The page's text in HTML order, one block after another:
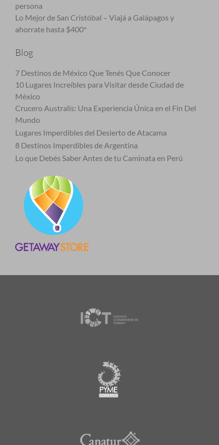
persona
Lo Mejor de San Cristóbal – Viajá a Galápagos y
ahorrate hasta $400*
Blog
7 Destinos de México Que Tenés Que Conocer
10 Lugares Increíbles para Visitar desde Ciudad de
México
Crucero Australis: Una Experiencia Única en el Fin Del
Mundo
Lugares Imperdibles del Desierto de Atacama
8 Destinos Imperdibles de Argentina
Lo que Debés Saber Antes de tu Caminata en Perú